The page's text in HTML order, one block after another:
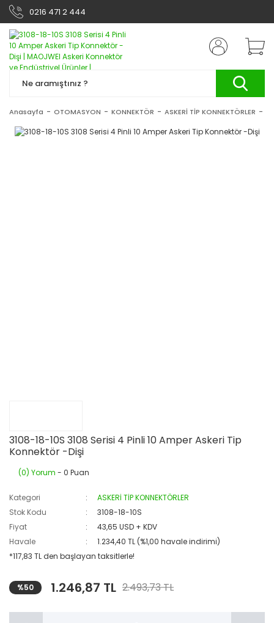
0216 471 2 444
Anasayfa OTOMASYON KONNEKTÖR ASKERİ TİP KONNEKTÖRLER
3108-18-10S 3108 Serisi 4 Pinli 10 Amper Askeri Tip
Konnektör -Dişi
(0) Yorum - 0 Puan
Kategori
ASKERİ TİP KONNEKTÖRLER
Stok Kodu
3108-18-10S
Fiyat
43,65 USD + KDV
Havale
1.234,40 TL (%1,00 havale indirimi)
*117,83 TL den başlayan taksitlerle!
%50 1.246,87 TL 2.493,73 TL